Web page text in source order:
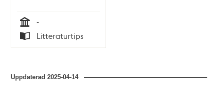
Tid
-
Typ
Litteraturtips
Uppdaterad2025-04-14